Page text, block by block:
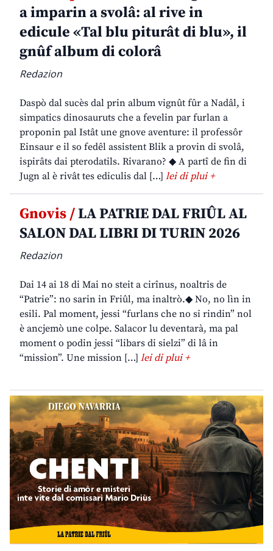
a imparin a svolâ: al rive in
edicule «Tal blu piturât di blu», il
gnûf album di colorâ
Redazion
Daspò dal sucès dal prin album vignût fûr a Nadâl, i
simpatics dinosauruts che a fevelin par furlan a
proponin pal Istât une gnove aventure: il professôr
Einsaur e il so fedêl assistent Blik a provin di svolâ,
ispirâts dai pterodatils. Rivarano? ◆ A partî de fin di
Jugn al è rivât tes ediculis dal […] lei di plui +
Gnovis /LA PATRIE DAL FRIÛL AL
SALON DAL LIBRI DI TURIN 2026
Redazion
Dai 14 ai 18 di Mai no steit a cirînus, noaltris de
“Patrie”: no sarin in Friûl, ma inaltrò.◆ No, no lìn in
esili. Pal moment, jessi “furlans che no si rindin” nol
è ancjemò une colpe. Salacor lu deventarà, ma pal
moment o podin jessi “libars di sielzi” di lâ in
“mission”. Une mission […] lei di plui +